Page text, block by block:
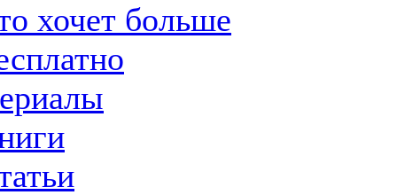
хочет больше